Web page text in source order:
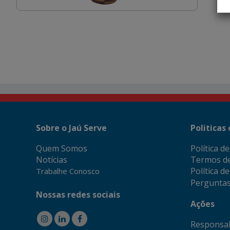
Sobre o Jaú Serve
Quem Somos
Notícias
Trabalhe Conosco
Nossas redes sociais
Politicas
Política
Termos
Política
Ações